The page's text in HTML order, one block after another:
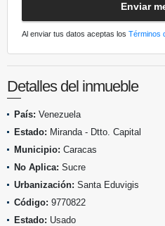
Enviar
Al enviar tus datos aceptas los Términos
Detalles del inmueble
País: Venezuela
Estado: Miranda - Dtto. Capital
Municipio: Caracas
No Aplica: Sucre
Urbanización: Santa Eduvigis
Código: 9770822
Estado: Usado